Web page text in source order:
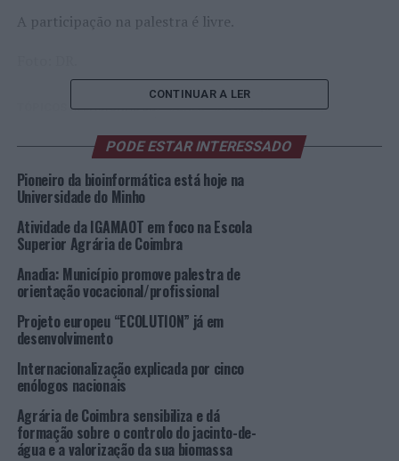
A participação na palestra é livre.
TÓPICOS RELACIONADOS: CÃES
DESTAQUE
INSTITUTO POLITÉCNICO DE COIMBRA
MEDICINA VETERINÁRIA
PALESTRA
PRÓXIMO
Anadia: Município adjudica construção de rotunda no
Peneireiro
NÃO PERCA
Dakar 2023: Problema mecânico atrasa Hélder
Rodrigues na 11ª etapa
CONTINUAR A LER
PODE ESTAR INTERESSADO
Pioneiro da bioinformática está hoje na
Universidade do Minho
Atividade da IGAMAOT em foco na Escola
Superior Agrária de Coimbra
Anadia: Município promove palestra de
orientação vocacional/profissional
Projeto europeu “ECOLUTION” já em
desenvolvimento
Internacionalização explicada por cinco
enólogos nacionais
Agrária de Coimbra sensibiliza e dá
formação sobre o controlo do jacinto-de-
água e a valorização da sua biomassa